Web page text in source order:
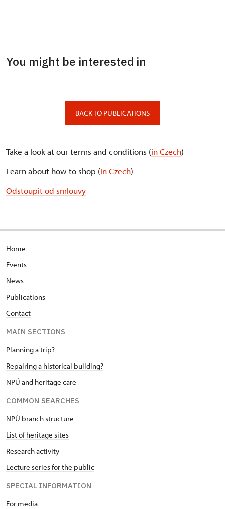
You might be interested in
BACK TO PUBLICATIONS
Take a look at our terms and conditions (in Czech)
Learn about how to shop (in Czech)
Odstoupit od smlouvy
Home
Events
News
Publications
Contact
MAIN SECTIONS
Planning a trip?
Repairing a historical building?
NPÚ and heritage care
COMMON SEARCHES
NPÚ branch structure
List of heritage sites
Research activity
Lecture series for the public
SPECIAL INFORMATION
For media